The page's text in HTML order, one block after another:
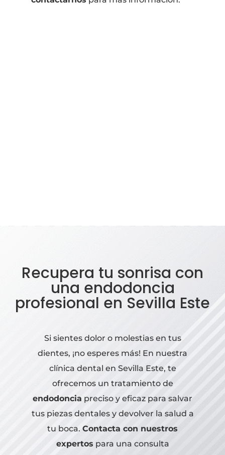
Recupera tu sonrisa con
una endodoncia
profesional en Sevilla Este
Si sientes dolor o molestias en tus
dientes, ¡no esperes más! En nuestra
clínica dental en Sevilla Este, te
ofrecemos un tratamiento de
endodoncia preciso y eficaz para salvar
tus piezas dentales y devolver la salud a
tu boca. Contacta con nuestros
expertos para una consulta